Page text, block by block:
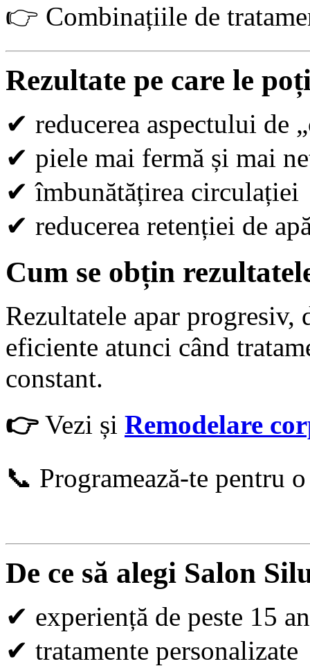
👉 Combinațiile de
Rezultate pe care le
✔ reducerea aspectului de
✔ piele mai fermă și mai
✔ îmbunătățirea circulației
✔ reducerea retenției de
Cum se obțin
Rezultatele apar progresiv,
eficiente atunci când
constant.
👉 Vezi și Remodelare
📞 Programează-te pentru
De ce să alegi Salon
✔ experiență de peste 15
✔ tratamente personalizate